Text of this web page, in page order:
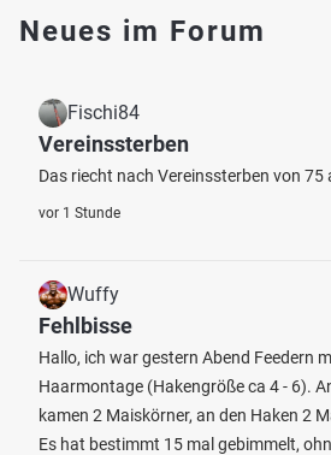
Neues im Forum
Fischi84
Vereinssterben
Das riecht nach Vereinssterben von 75
vor 1 Stunde
Wuffy
Fehlbisse
Hallo, ich war gestern Abend Feedern
Haarmontage (Hakengröße ca 4 - 6).
kamen 2 Maiskörner, an den Haken 2
Es hat bestimmt 15 mal gebimmelt,